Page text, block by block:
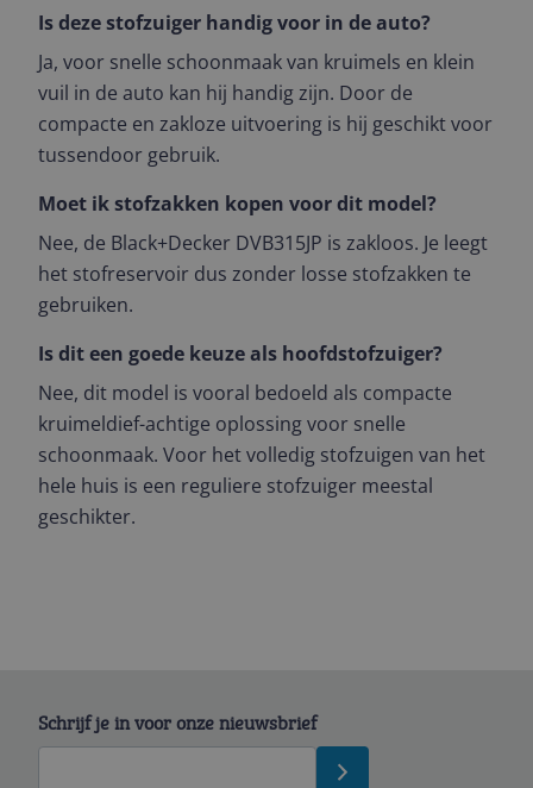
Is deze stofzuiger handig voor in de auto?
Ja, voor snelle schoonmaak van kruimels en klein
vuil in de auto kan hij handig zijn. Door de
compacte en zakloze uitvoering is hij geschikt voor
tussendoor gebruik.
Moet ik stofzakken kopen voor dit model?
Nee, de Black+Decker DVB315JP is zakloos. Je leegt
het stofreservoir dus zonder losse stofzakken te
gebruiken.
Is dit een goede keuze als hoofdstofzuiger?
Nee, dit model is vooral bedoeld als compacte
kruimeldief-achtige oplossing voor snelle
schoonmaak. Voor het volledig stofzuigen van het
hele huis is een reguliere stofzuiger meestal
geschikter.
Schrijf je in voor onze nieuwsbrief